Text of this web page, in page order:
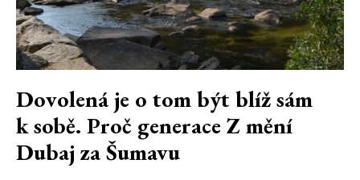
Dovolená je o tom být blíž sám
k sobě. Proč generace Z mění
Dubaj za Šumavu